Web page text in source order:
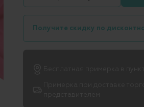
Получите скидку по